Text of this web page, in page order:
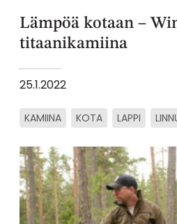
Lämpöä kotaan –
titaanikamiina
25.1.2022
KAMIINA KOTA LAPPI